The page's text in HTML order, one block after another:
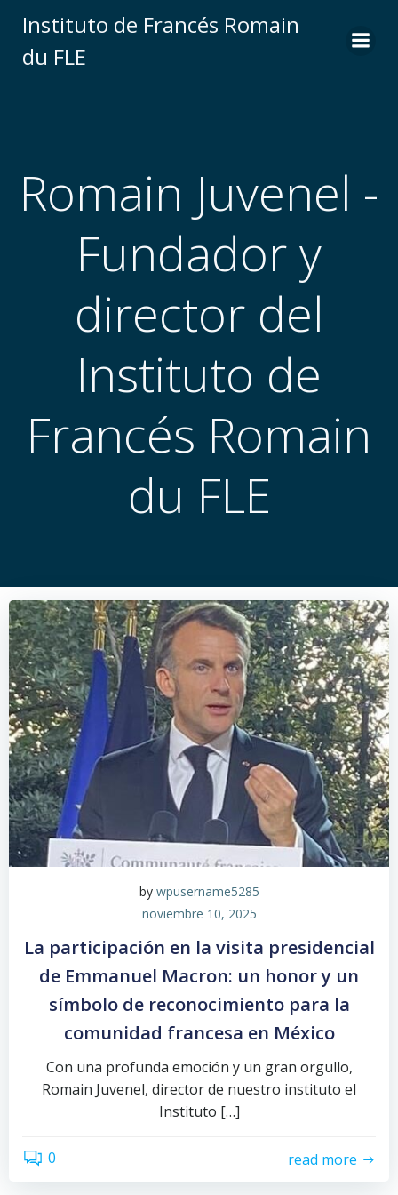
al
Instituto de Francés Romain
du FLE
Romain Juvenel -
Fundador y
director del
Instituto de
Francés Romain
du FLE
by wpusername5285
noviembre 10, 2025
La participación en la visita presidencial
de Emmanuel Macron: un honor y un
símbolo de reconocimiento para la
comunidad francesa en México
Con una profunda emoción y un gran orgullo,
Romain Juvenel, director de nuestro instituto el
Instituto […]
0 read more